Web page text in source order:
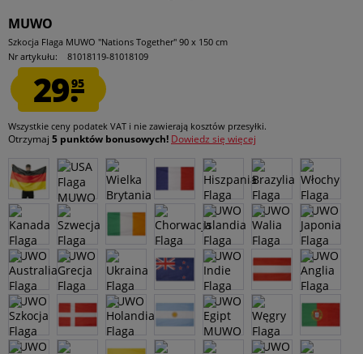
MUWO
Szkocja Flaga MUWO "Nations Together" 90 x 150 cm
Nr artykułu:
81018119-81018109
29.95
Wszystkie ceny podatek VAT i nie zawierają kosztów przesyłki.
Otrzymaj 5 punktów bonusowych! Dowiedz się więcej